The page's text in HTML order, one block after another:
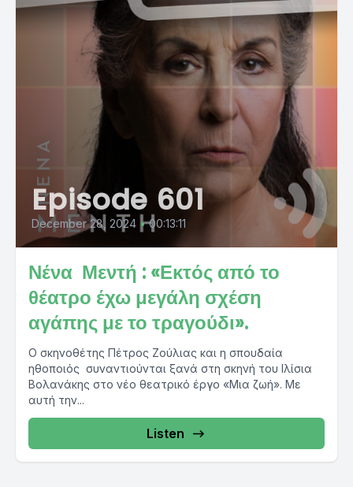
Episode 601
December 28, 2024 • 00:13:11
Νένα Μεντή : «Εκτός από το
θέατρο έχω μεγάλη σχέση
αγάπης με το τραγούδι».
O σκηνοθέτης Πέτρος Ζούλιας και η σπουδαία
ηθοποιός συναντιούνται ξανά στη σκηνή του Ιλίσια
Βολανάκης στο νέο θεατρικό έργο «Μια ζωή». Με
αυτή την...
Listen